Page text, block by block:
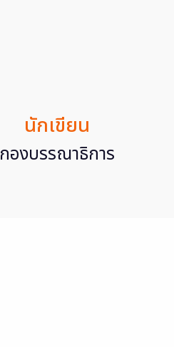
นักเขียน
กองบรรณาธิการ